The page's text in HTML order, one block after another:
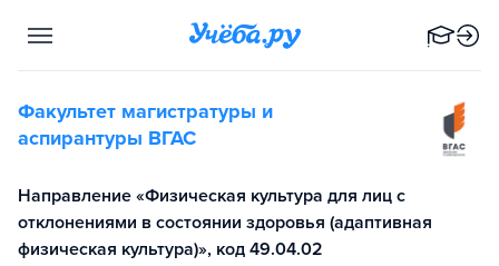
Факультет магистратуры и
аспирантуры ВГАС
Направление «Физическая культура для лиц с
отклонениями в состоянии здоровья (адаптивная
физическая культура)», код 49.04.02